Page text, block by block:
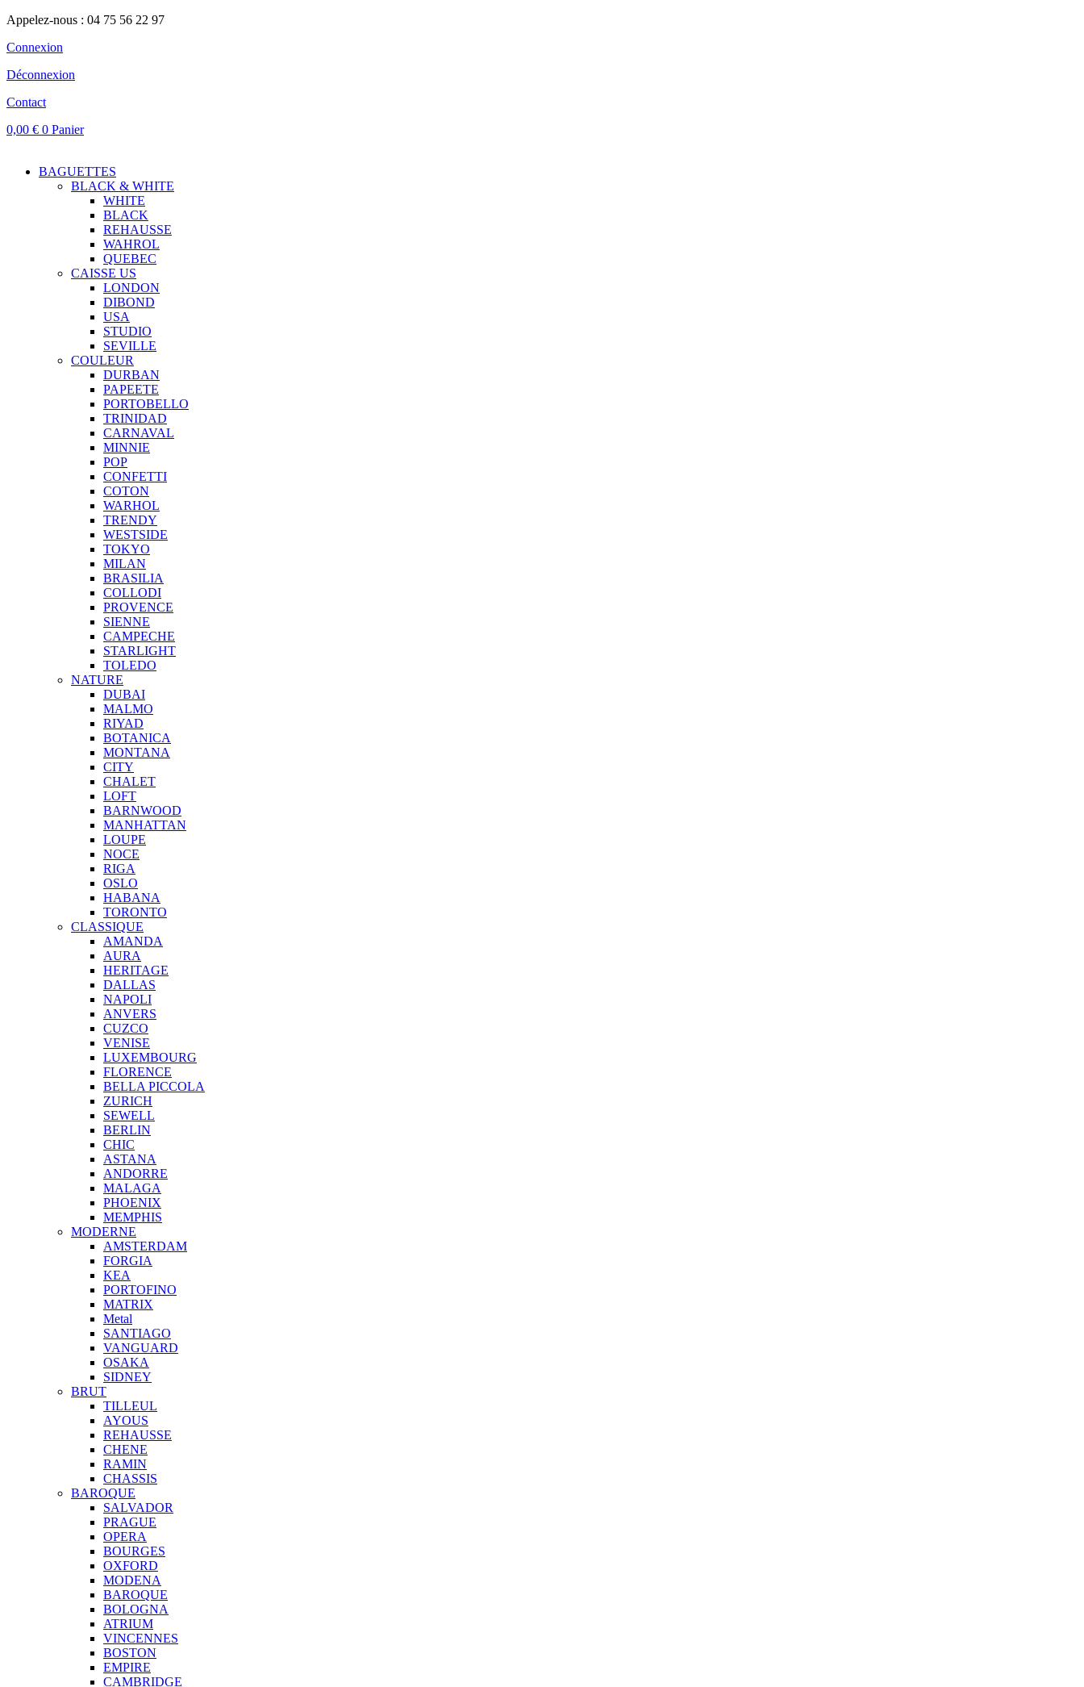
Appelez-nous : 04 75 56 22 97
Connexion
Déconnexion
Contact
0,00 € 0 Panier
BAGUETTES
BLACK & WHITE
WHITE
BLACK
REHAUSSE
WAHROL
QUEBEC
CAISSE US
LONDON
DIBOND
USA
STUDIO
SEVILLE
COULEUR
DURBAN
PAPEETE
PORTOBELLO
TRINIDAD
CARNAVAL
MINNIE
POP
CONFETTI
COTON
WARHOL
TRENDY
WESTSIDE
TOKYO
MILAN
BRASILIA
COLLODI
PROVENCE
SIENNE
CAMPECHE
STARLIGHT
TOLEDO
NATURE
DUBAI
MALMO
RIYAD
BOTANICA
MONTANA
CITY
CHALET
LOFT
BARNWOOD
MANHATTAN
LOUPE
NOCE
RIGA
OSLO
HABANA
TORONTO
CLASSIQUE
AMANDA
AURA
HERITAGE
DALLAS
NAPOLI
ANVERS
CUZCO
VENISE
LUXEMBOURG
FLORENCE
BELLA PICCOLA
ZURICH
SEWELL
BERLIN
CHIC
ASTANA
ANDORRE
MALAGA
PHOENIX
MEMPHIS
MODERNE
AMSTERDAM
FORGIA
KEA
PORTOFINO
MATRIX
Metal
SANTIAGO
VANGUARD
OSAKA
SIDNEY
BRUT
TILLEUL
AYOUS
REHAUSSE
CHENE
RAMIN
CHASSIS
BAROQUE
SALVADOR
PRAGUE
OPERA
BOURGES
OXFORD
MODENA
BAROQUE
BOLOGNA
ATRIUM
VINCENNES
BOSTON
EMPIRE
CAMBRIDGE